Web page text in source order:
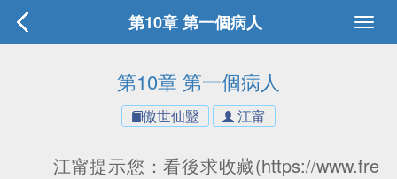
第10章 第一個病人
第10章 第一個病人
傲世仙毉 江甯
江甯提示您：看後求收藏(https://www.fre